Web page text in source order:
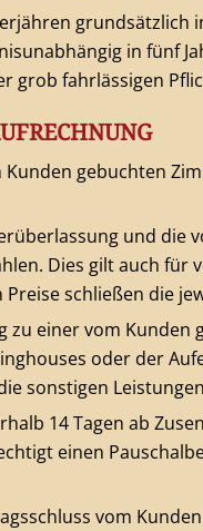
grundsätzlich
in fünf
grob fahrlässigen
gebuchten
und die
Dies gilt auch für
schließen die
zu einer vom
oder der
sonstigen
14 Tagen ab
einen
vom